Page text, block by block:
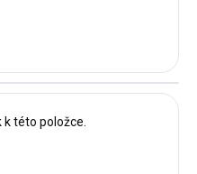
k této položce.